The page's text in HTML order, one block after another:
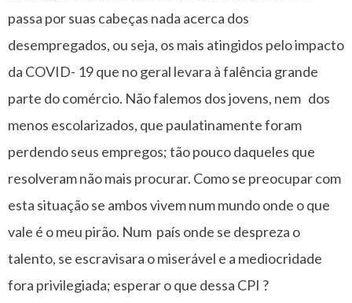
passa por suas cabeças nada acerca dos
desempregados, ou seja, os mais atingidos pelo impacto
da COVID- 19 que no geral levara à falência grande
parte do comércio. Não falemos dos jovens, nem dos
menos escolarizados, que paulatinamente foram
perdendo seus empregos; tão pouco daqueles que
resolveram não mais procurar. Como se preocupar com
esta situação se ambos vivem num mundo onde o que
vale é o meu pirão. Num país onde se despreza o
talento, se escravisara o miserável e a mediocridade
fora privilegiada; esperar o que dessa CPI ?